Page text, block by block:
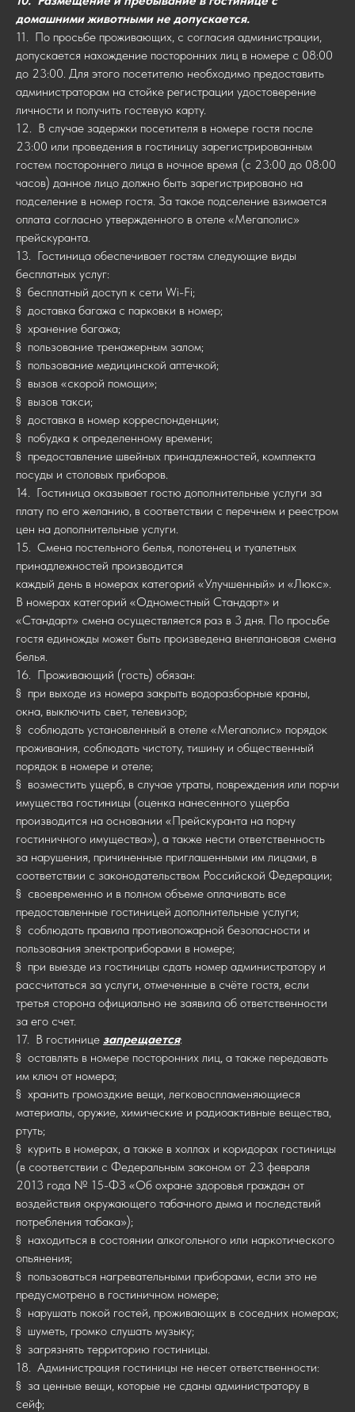
домашними животными не допускается.
11. По просьбе проживающих, с согласия администрации,
допускается нахождение посторонних лиц в номере с 08:00
до 23:00. Для этого посетителю необходимо предоставить
администраторам на стойке регистрации удостоверение
личности и получить гостевую карту.
12. В случае задержки посетителя в номере гостя после
23:00 или проведения в гостиницу зарегистрированным
гостем постороннего лица в ночное время (с 23:00 до 08:00
часов) данное лицо должно быть зарегистрировано на
подселение в номер гостя. За такое подселение взимается
оплата согласно утвержденного в отеле «Мегаполис»
прейскуранта.
13. Гостиница обеспечивает гостям следующие виды
бесплатных услуг:
§ бесплатный доступ к сети Wi-Fi;
§ доставка багажа с парковки в номер;
§ хранение багажа;
§ пользование тренажерным залом;
§ пользование медицинской аптечкой;
§ вызов «скорой помощи»;
§ вызов такси;
§ доставка в номер корреспонденции;
§ побудка к определенному времени;
§ предоставление швейных принадлежностей, комплекта
посуды и столовых приборов.
14. Гостиница оказывает гостю дополнительные услуги за
плату по его желанию, в соответствии с перечнем и реестром
цен на дополнительные услуги.
15. Смена постельного белья, полотенец и туалетных
принадлежностей производится
каждый день в номерах категорий «Улучшенный» и «Люкс».
В номерах категорий «Одноместный Стандарт» и
«Стандарт» смена осуществляется раз в 3 дня. По просьбе
гостя единожды может быть произведена внеплановая смена
белья.
16. Проживающий (гость) обязан:
§ при выходе из номера закрыть водоразборные краны,
окна, выключить свет, телевизор;
§ соблюдать установленный в отеле «Мегаполис» порядок
проживания, соблюдать чистоту, тишину и общественный
порядок в номере и отеле;
§ возместить ущерб, в случае утраты, повреждения или порчи
имущества гостиницы (оценка нанесенного ущерба
производится на основании «Прейскуранта на порчу
гостиничного имущества»), а также нести ответственность
за нарушения, причиненные приглашенными им лицами, в
соответствии с законодательством Российской Федерации;
§ своевременно и в полном объеме оплачивать все
предоставленные гостиницей дополнительные услуги;
§ соблюдать правила противопожарной безопасности и
пользования электроприборами в номере;
§ при выезде из гостиницы сдать номер администратору и
рассчитаться за услуги, отмеченные в счёте гостя, если
третья сторона официально не заявила об ответственности
за его счет.
17. В гостинице запрещается:
§ оставлять в номере посторонних лиц, а также передавать
им ключ от номера;
§ хранить громоздкие вещи, легковоспламеняющиеся
материалы, оружие, химические и радиоактивные вещества,
ртуть;
§ курить в номерах, а также в холлах и коридорах гостиницы
(в соответствии с Федеральным законом от 23 февраля
2013 года № 15-ФЗ «Об охране здоровья граждан от
воздействия окружающего табачного дыма и последствий
потребления табака»);
§ находиться в состоянии алкогольного или наркотического
опьянения;
§ пользоваться нагревательными приборами, если это не
предусмотрено в гостиничном номере;
§ нарушать покой гостей, проживающих в соседних номерах;
§ шуметь, громко слушать музыку;
§ загрязнять территорию гостиницы.
18. Администрация гостиницы не несет ответственности:
§ за ценные вещи, которые не сданы администратору в
сейф;